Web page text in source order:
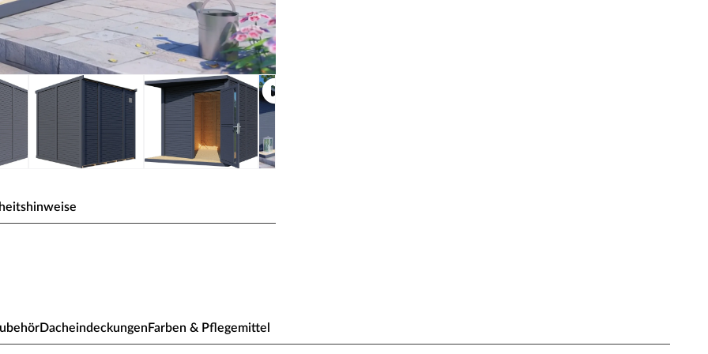
Gartenhaus überzeugt mit seinem
sorgt. Praktisch und kompakt passt es in
DacheindeckungenFarben & Pflegemittel